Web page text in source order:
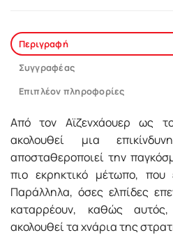
Περιγραφή
Συγγραφέας
Επιπλέον πληροφορίες
Από τον Αϊζενχάουερ ως
ακολουθεί μια
αποσταθεροποιεί την
πιο εκρηκτικό μέτωπο, που
Παράλληλα, όσες ελπίδες
καταρρέουν, καθώς
ακολουθεί τα χνάρια της